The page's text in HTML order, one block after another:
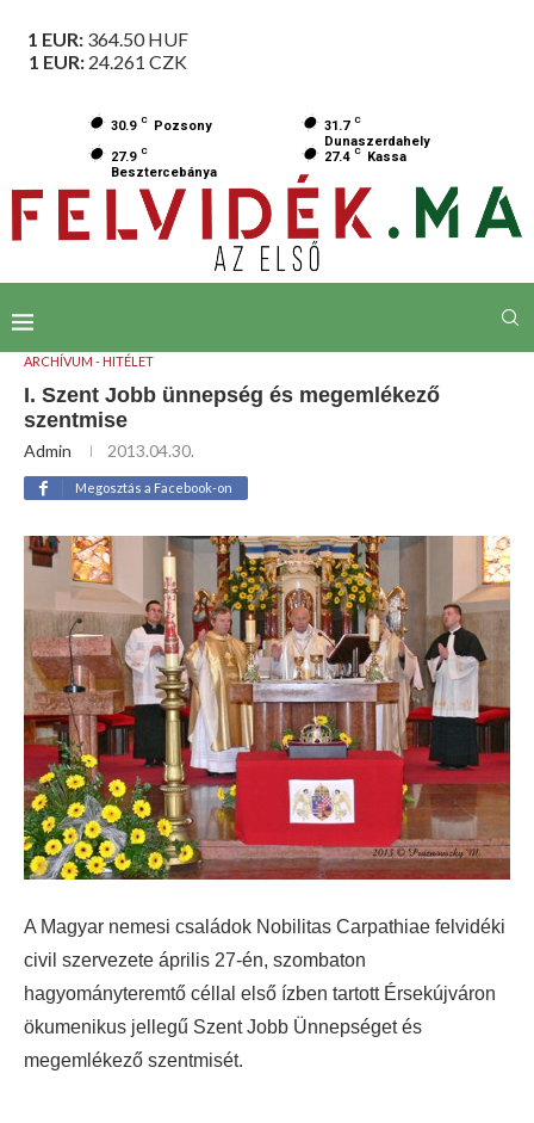
1 EUR: 364.50HUF
1 EUR: 24.261 CZK
30.9 C Pozsony 31.7 C
Dunaszerdahely
27.9 C
Besztercebánya
27.4 C Kassa
ARCHÍVUM - HITÉLET
I. Szent Jobb ünnepség és megemlékező
szentmise
Admin 2013.04.30.
Megosztás a Facebook-on
A Magyar nemesi családok Nobilitas Carpathiae felvidéki
civil szervezete április 27-én, szombaton
hagyományteremtő céllal első ízben tartott Érsekújváron
ökumenikus jellegű Szent Jobb Ünnepséget és
megemlékező szentmisét.